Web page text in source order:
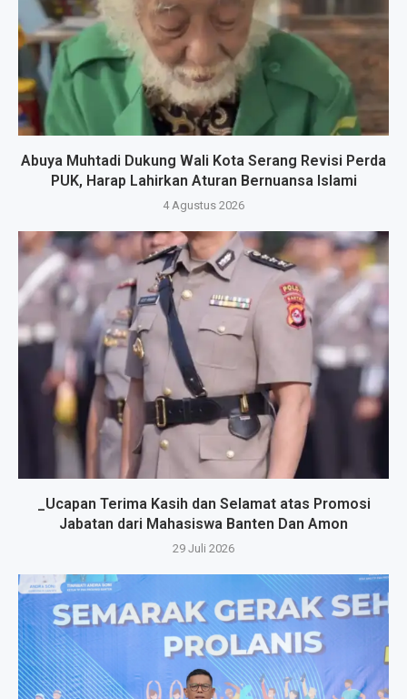
Abuya Muhtadi Dukung Wali Kota Serang Revisi Perda
PUK, Harap Lahirkan Aturan Bernuansa Islami
4 Agustus 2026
_Ucapan Terima Kasih dan Selamat atas Promosi
Jabatan dari Mahasiswa Banten Dan Amon
29 Juli 2026